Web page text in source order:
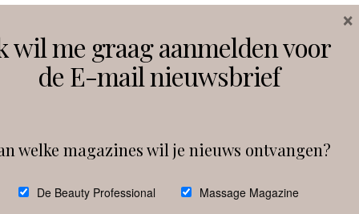
Volg ons
Follow on Instagram
wil me graag aanmelden voor
de E-mail nieuwsbrief
welke magazines wil je nieuws ontvangen?
De Beauty Professional Massage Magazine
×